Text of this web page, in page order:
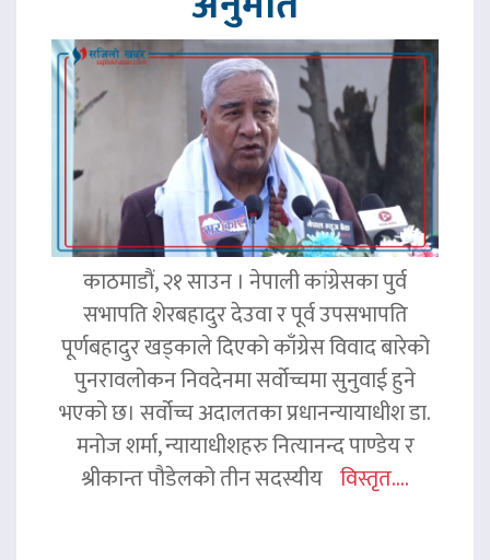
काठमाडौं, २१ साउन । नेपाली कांग्रेसका पुर्व
सभापति शेरबहादुर देउवा र पूर्व उपसभापति
पूर्णबहादुर खड्काले दिएको काँग्रेस विवाद बारेको
पुनरावलोकन निवदेनमा सर्वोच्चमा सुनुवाई हुने
भएको छ। सर्वोच्च अदालतका प्रधानन्यायाधीश डा.
मनोज शर्मा, न्यायाधीशहरु नित्यानन्द पाण्डेय र
श्रीकान्त पौडेलको तीन सदस्यीय विस्तृत....